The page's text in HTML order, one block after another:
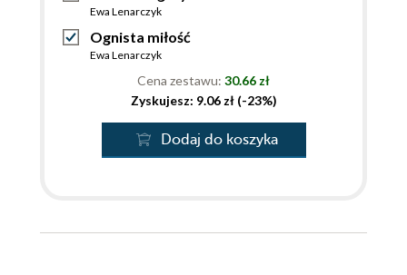
Ewa Lenarczyk
Ognista miłość
Ewa Lenarczyk
Cena zestawu: 30.66 zł
Zyskujesz: 9.06 zł (-23%)
Dodaj do koszyka